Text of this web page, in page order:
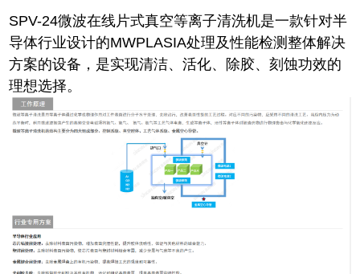
SPV-24微波在线片式真空等离子清洗机是一款针对半
导体行业设计的MWPLASIA处理及性能检测整体解决
方案的设备，是实现清洁、活化、除胶、刻蚀功效的
理想选择。